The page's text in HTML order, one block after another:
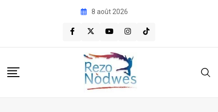
8 août 2026